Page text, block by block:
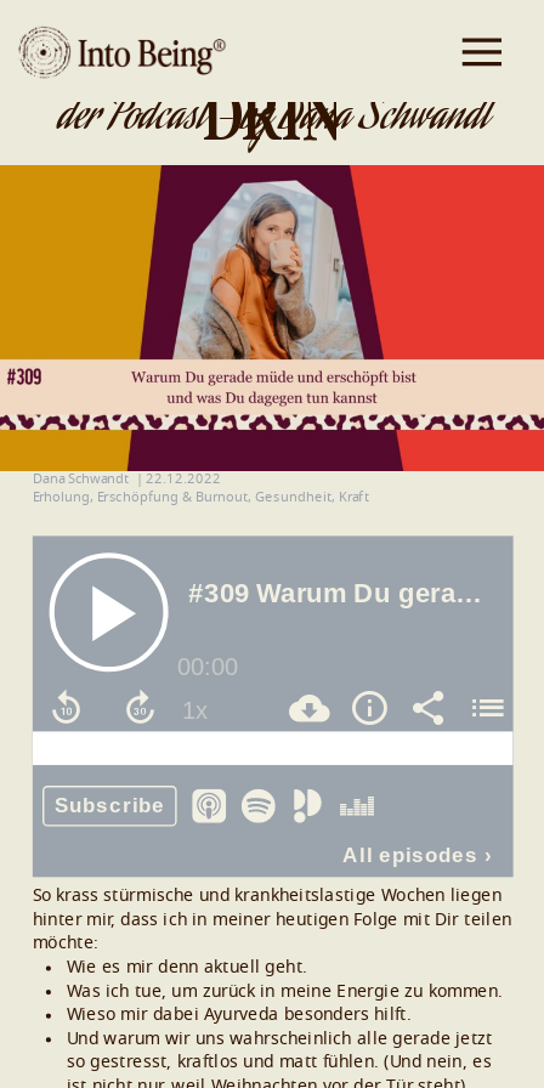
DA IST GOLD
DRIN
der Podcast - by Dana Schwandt
Dana Schwandt
22.12.2022
Erholung, Erschöpfung & Burnout, Gesundheit, Kraft
So krass stürmische und krankheitslastige Wochen liegen
hinter mir, dass ich in meiner heutigen Folge mit Dir teilen
möchte:
Wie es mir denn aktuell geht.
Was ich tue, um zurück in meine Energie zu kommen.
Wieso mir dabei Ayurveda besonders hilft.
Und warum wir uns wahrscheinlich alle gerade jetzt
so gestresst, kraftlos und matt fühlen.(Und nein, es